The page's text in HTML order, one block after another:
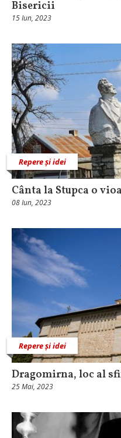
Bisericii
15 Iun, 2023
Repere și idei
Cânta la Stupca o
08 Iun, 2023
Repere și idei
Dragomirna, loc al
25 Mai, 2023